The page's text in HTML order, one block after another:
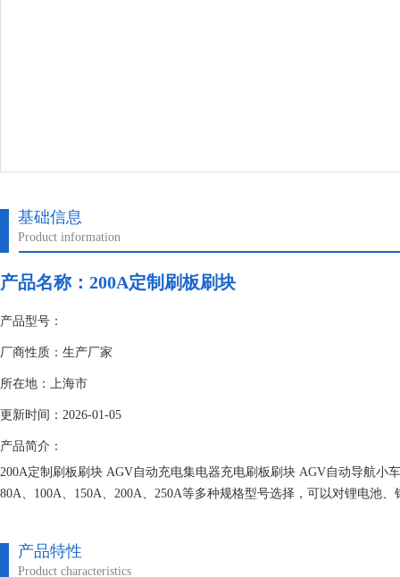
基础信息
Product information
产品名称： 200A定制刷板刷块
产品型号：
厂商性质：生产厂家
所在地：上海市
更新时间：2026-01-05
产品简介：
200A定制刷板刷块 AGV自动充电集电器充电刷板刷块 AGV自动导航小
80A、100A、150A、200A、250A等多种规格型号选择，可以对锂电池
产品特性
Product characteristics